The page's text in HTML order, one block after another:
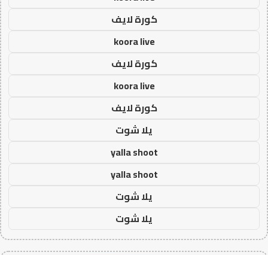
كورة لايف
koora live
كورة لايف
koora live
كورة لايف
يلا شوت
yalla shoot
yalla shoot
يلا شوت
يلا شوت